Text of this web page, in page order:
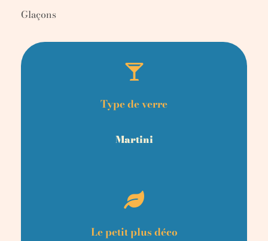
Glaçons
Type de verre
Martini
Le petit plus déco